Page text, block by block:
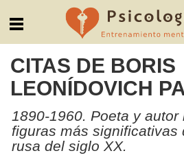
CITAS DE BORIS
LEONÍDOVICH
1890-1960. Poeta y autor
figuras más significativas
rusa del siglo XX.